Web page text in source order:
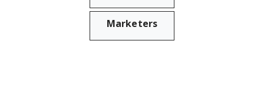
Marketers